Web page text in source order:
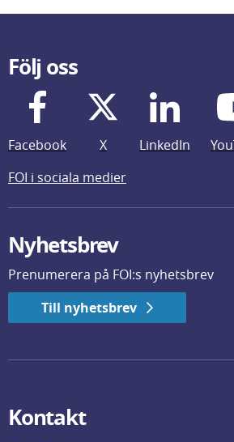
Följ oss
Facebook X LinkedIn
FOI i sociala medier
Nyhetsbrev
Prenumerera på FOI:s nyhetsbrev
Till nyhetsbrev
Kontakt